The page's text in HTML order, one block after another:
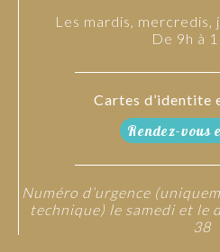
Les mardis, mercredis,
De 9h à
Cartes d’identite
Rendez-vous
Numéro d’urgence
technique) le samedi et le
38